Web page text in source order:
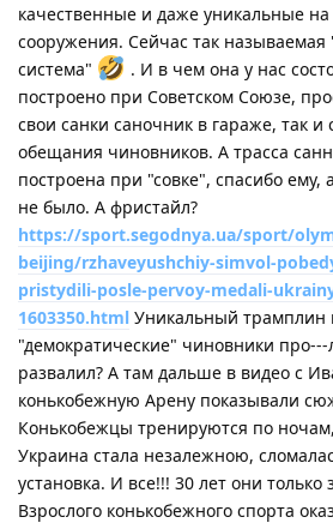
качественные и даже уникальные
сооружения. Сейчас так называемая
система"
. И в чем она у нас
построено при Советском Союзе,
свои санки саночник в гараже, так и
обещания чиновников. А трасса
построена при "совке", спасибо
не было. А фристайл?
https://sport.segodnya.ua/sport/
beijing/rzhaveyushchiy-simvol-
pristydili-posle-pervoy-medali-
1603350.html Уникальный
"демократические" чиновники
развалил? А там дальше в видео с
конькобежную Арену показывали
Конькобежцы тренируются по
Украина стала незалежною,
установка. И все!!! 30 лет они
Взрослого конькобежного спорта